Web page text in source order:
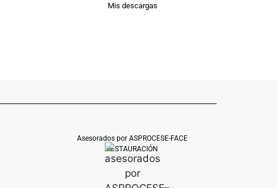
Mis descargas
Asesorados por ASPROCESE-FACE
RESTAURACIÓN